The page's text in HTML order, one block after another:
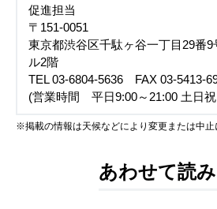
促進担当
〒151-0051
東京都渋谷区千駄ヶ谷一丁目29番
ル2階
TEL 03-6804-5636 FAX 03-5413-
(営業時間 平日9:00～21:00 土日祝
※掲載の情報は天候などにより変更または中止
あわせて読